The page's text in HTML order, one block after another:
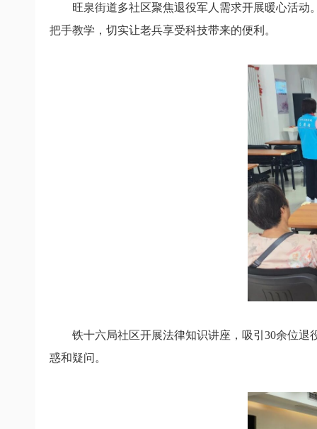
旺泉街道多社区聚焦退役军人需求开展暖心活动
把手教学， 切实让老兵享受科技带来的便利。
铁十六局社区开展法律知识讲座， 吸引30余位退
惑和疑问。